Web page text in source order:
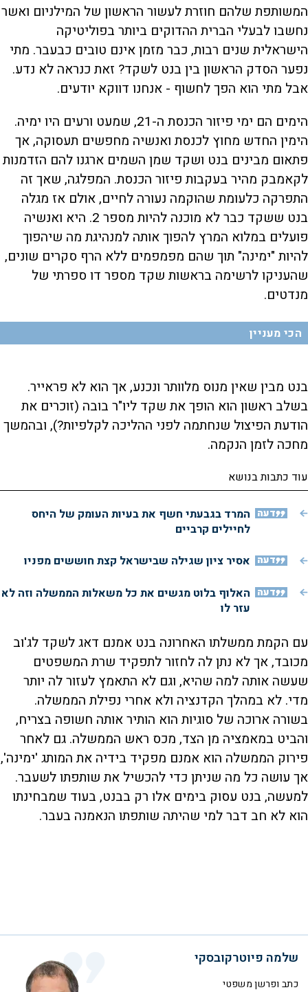
המשותפת שלהם חוזרת לעשור הראשון של המילניום ואשר
נחשבו לבעלי הברית ההדוקים ביותר בפוליטיקה
הישראלית שנים רבות, כבר מזמן אינם טובים כבעבר. מתי
נפער הסדק הראשון בין בנט לשקד? זאת כנראה לא נדע.
אבל מתי הוא הפך לחשוף - אנחנו דווקא יודעים.
הימים הם ימי פיזור הכנסת ה-21, שמעט ורעים היו ימיה.
הימין החדש מחוץ לכנסת ואנשיה מחפשים תעסוקה, אך
פתאום מבינים בנט ושקד שמן השמים ארגנו להם הזדמנות
לקאמבק מהיר בעקבות פיזור הכנסת. המפלגה, שאך זה
התפרקה כלעומת שהוקמה נעורה לחיים, אולם אז מגלה
בנט ששקד כבר לא מוכנה להיות מספר 2. היא ואנשיה
פועלים במלוא המרץ להפוך אותה למנהיגת מה שיהפוך
להיות "ימינה" תוך שהם מפמפמים ללא הרף סקרים שונים,
שהעניקו לרשימה בראשות שקד מספר דו ספרתי של
מנדטים.
הכי מעניין
בנט מבין שאין מנוס מלוותר ונכנע, אך הוא לא פראייר.
בשלב ראשון הוא הופך את שקד ליו"ר בובה (זוכרים את
הודעת הפיצול שנחתמה לפני ההליכה לקלפיות?), ובהמשך
מחכה לזמן הנקמה.
עוד כתבות בנושא
דעה המרד בגבעתי חשף את בעיות העומק של היחס
לחיילים קרביים
דעה אסיר ציון שגילה שבישראל קצת חוששים מפניו
דעה האלוף בלוט מגשים את כל משאלות הממשלה וזה לא
עזר לו
עם הקמת ממשלתו האחרונה בנט אמנם דאג לשקד לג'וב
מכובד, אך לא נתן לה לחזור לתפקיד שרת המשפטים
שעשה אותה למה שהיא, וגם לא התאמץ לעזור לה יותר
מדי. לא במהלך הקדנציה ולא אחרי נפילת הממשלה.
בשורה ארוכה של סוגיות הוא הותיר אותה חשופה בצריח,
והביט במאמציה מן הצד, מכס ראש הממשלה. גם לאחר
פירוק הממשלה הוא אמנם מפקיד בידיה את המותג 'ימינה',
אך עושה כל מה שניתן כדי להכשיל את שותפתו לשעבר.
למעשה, בנט עסוק בימים אלו רק בבנט, בעוד שמבחינתו
הוא לא חב דבר למי שהיתה שותפתו הנאמנה בעבר.
שלמה פיוטרקובסקי
כתב ופרשן משפטי